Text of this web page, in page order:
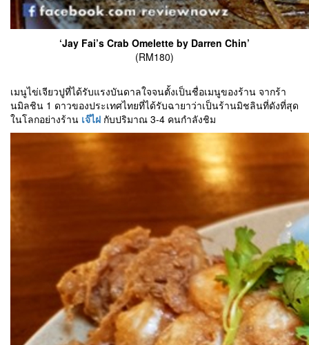
‘Jay Fai’s Crab Omelette by Darren Chin’
เมนูไข่เจียวปูที่ได้รับแรงบันดาลใจจนตั้งเป็นชื่อเมนูของร้าน จากร้า
นมิลชิน 1 ดาวของประเทศไทยที่ได้รับฉายาว่าเป็นร้านมิชลินที่ดังที่สุด
ในโลกอย่างร้านเจ๊ไฝ กับปริมาณ 3-4 คนกำลังชิม